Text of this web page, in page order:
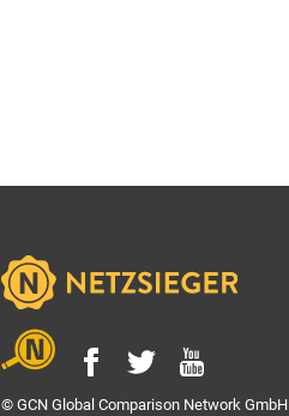
© GCN Global Comparison Network GmbH